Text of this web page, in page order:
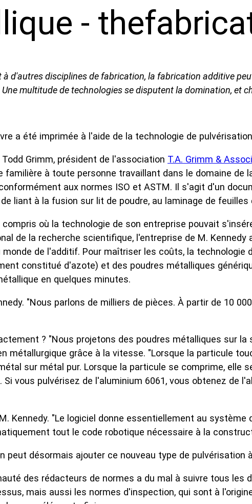
-
d'autres disciplines de fabrication, la fabrication additive
multitude de technologies se disputent la domination, et
a été imprimée à l'aide de la technologie de
Todd Grimm, président de l'association T.A. Grimm &
familière à toute personne travaillant dans le domaine
aux normes ISO et ASTM. Il s'agit d'un
liant à la fusion sur lit de poudre, au laminage de feuilles
où la technologie de son entreprise pouvait
de la recherche scientifique, l'entreprise de M.
de l'additif. Pour maîtriser les coûts, la technologie
constitué d'azote) et des poudres métalliques
en quelques minutes.
"Nous parlons de milliers de pièces. À partir de 10
? "Nous projetons des poudres métalliques sur
métallurgique grâce à la vitesse. "Lorsque la particule
sur métal pur. Lorsque la particule se comprime, elle
vous pulvérisez de l'aluminium 6061, vous obtenez de
Kennedy. "Le logiciel donne essentiellement au
tout le code robotique nécessaire à la
peut désormais ajouter ce nouveau type de pulvérisation
des rédacteurs de normes a du mal à suivre tous les
mais aussi les normes d'inspection, qui sont à